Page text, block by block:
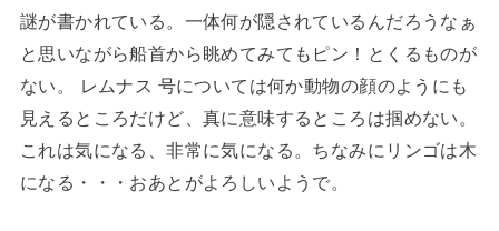
謎が書かれている。一体何が隠されているんだろうなぁ
と思いながら船首から眺めてみてもピン！とくるものが
ない。 レムナス 号については何か動物の顔のようにも
見えるところだけど、真に意味するところは掴めない。
これは気になる、非常に気になる。ちなみにリンゴは木
になる・・・おあとがよろしいようで。